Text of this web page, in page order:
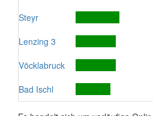
Steyr
Lenzing 3
Vöcklabruck
Bad Ischl